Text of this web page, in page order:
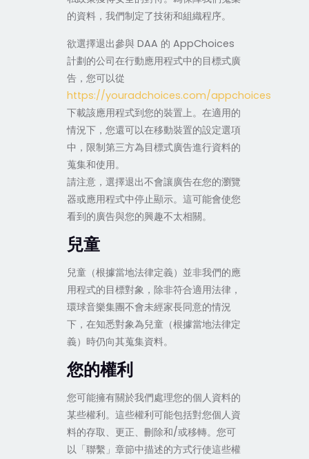
的資料，我們制定了技術和組織程序。
欲選擇退出參與 DAA 的 AppChoices
計劃的公司在行動應用程式中的目標式廣
告，您可以從
https://youradchoices.com/appchoices
下載該應用程式到您的裝置上。在適用的
情況下，您還可以在移動裝置的設定選項
中，限制第三方為目標式廣告進行資料的
蒐集和使用。
請注意，選擇退出不會讓廣告在您的瀏覽
器或應用程式中停止顯示。這可能會使您
看到的廣告與您的興趣不太相關。
兒童
兒童（根據當地法律定義）並非我們的應
用程式的目標對象，除非符合適用法律，
環球音樂集團不會未經家長同意的情況
下，在知悉對象為兒童（根據當地法律定
義）時仍向其蒐集資料。
您的權利
您可能擁有關於我們處理您的個人資料的
某些權利。這些權利可能包括對您個人資
料的存取、更正、刪除和/或移轉。您可
以「聯繫」章節中描述的方式行使這些權